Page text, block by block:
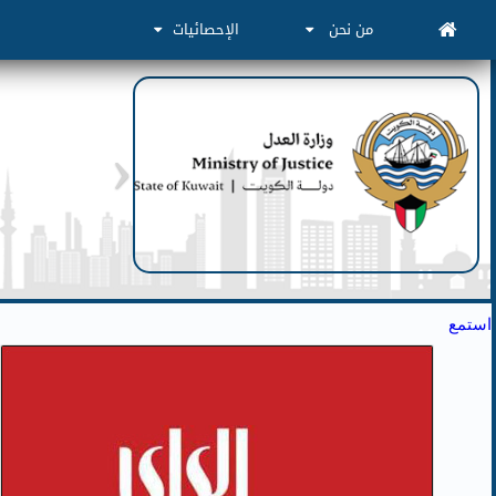
من نحن الإحصائيات
استمع